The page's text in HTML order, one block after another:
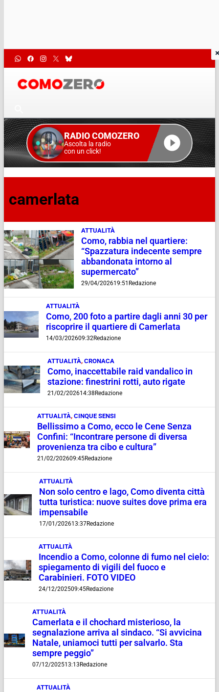
RADIO COMOZERO
Ascolta la radio
con un click!
camerlata
ATTUALITÀ
Como, rabbia nel quartiere:
“Spazzatura indecente sempre
abbandonata intorno al
supermercato”
29/04/202619:51 Redazione
ATTUALITÀ
Como, 200 foto a partire dagli anni 30 per
riscoprire il quartiere di Camerlata
14/03/202609:32Redazione
ATTUALITÀ,CRONACA
Como, inaccettabile raid vandalico in
stazione: finestrini rotti, auto rigate
21/02/202614:38Redazione
ATTUALITÀ, CINQUE SENSI
Bellissimo a Como, ecco le Cene Senza
Confini: “Incontrare persone di diversa
provenienza tra cibo e cultura”
21/02/202609:45Redazione
ATTUALITÀ
Non solo centro e lago, Como diventa città
tutta turistica: nuove suites dove prima era
impensabile
17/01/202613:37Redazione
ATTUALITÀ
Incendio a Como, colonne di fumo nel cielo:
spiegamento di vigili del fuoco e
Carabinieri. FOTO VIDEO
24/12/202509:45Redazione
ATTUALITÀ
Camerlata e il chochard misterioso, la
segnalazione arriva al sindaco. “Si avvicina
Natale, uniamoci tutti per salvarlo. Sta
sempre peggio”
07/12/202513:13Redazione
ATTUALITÀ